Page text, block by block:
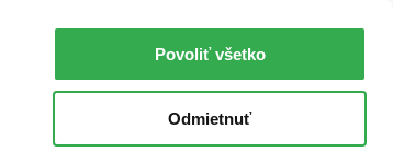
Povoliť všetko
Odmietnuť